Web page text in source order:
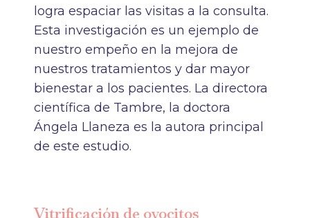
logra espaciar las visitas a la consulta.
Esta investigación es un ejemplo de
nuestro empeño en la mejora de
nuestros tratamientos y dar mayor
bienestar a los pacientes. La directora
científica de Tambre, la doctora
Ángela Llaneza es la autora principal
de este estudio.
Vitrificación de ovocitos